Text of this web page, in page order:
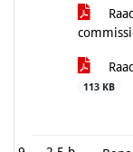
113 KB